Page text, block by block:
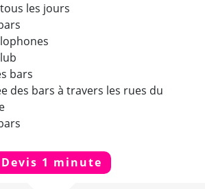
les jours
bars
des bars à travers les rues du
Devis 1 minute